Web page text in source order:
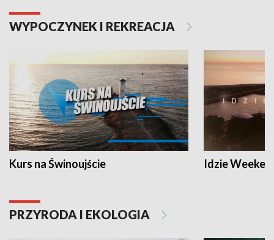
WYPOCZYNEK I REKREACJA
Kurs na Świnoujście Idzie
PRZYRODA I EKOLOGIA